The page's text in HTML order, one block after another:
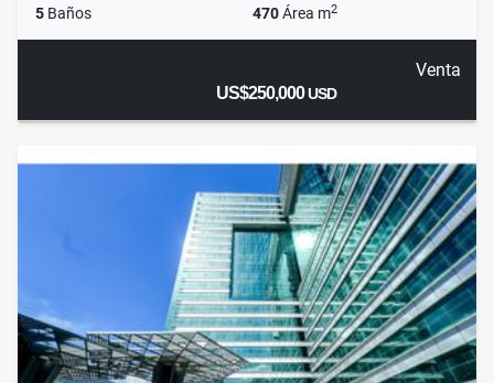
5 Baños 470Área m2
Venta
US$250,000USD